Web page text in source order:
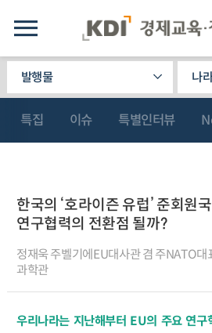
발행물 나
특집 이슈 특별인터뷰
한국의 ‘호라이즌 유럽’ 준회원
연구협력의 전환점 될까?
정재욱 주벨기에EU대사관 겸 주NATO대
과학관
우리나라는 지난해부터 EU의 주요 연구